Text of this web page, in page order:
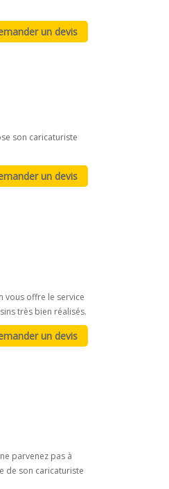
son caricaturiste
vous offre le service
très bien réalisés.
parvenez pas à
de son caricaturiste